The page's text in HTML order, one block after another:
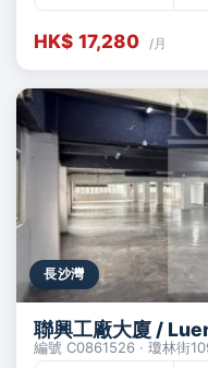
HK$ 17,280 /月
長沙灣
聯興工廠大廈 /
編號 C0861526 · 瓊林街